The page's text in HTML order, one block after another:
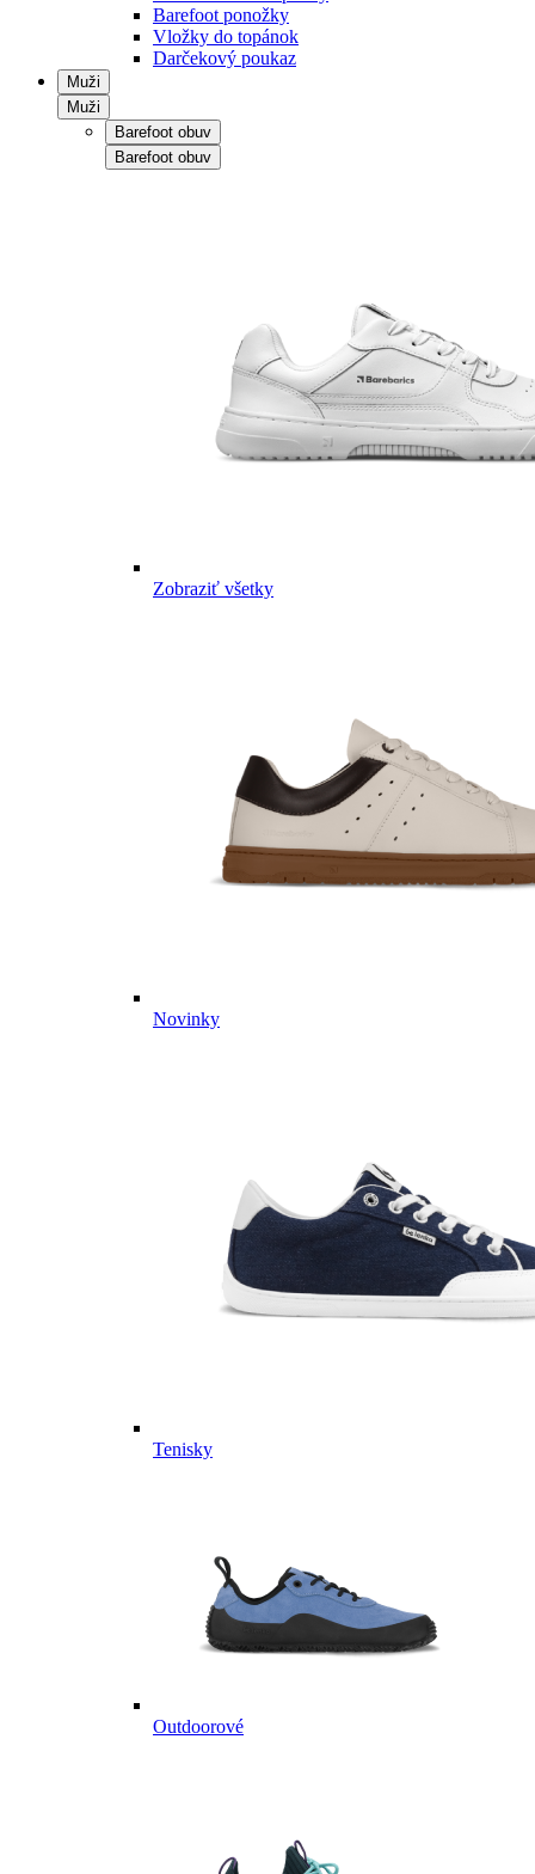
Barefoot ponožky
Vložky do topánok
Darčekový poukaz
Muži
Muži
Barefoot obuv
Barefoot obuv
Zobraziť všetky
Novinky
Tenisky
Outdoorové